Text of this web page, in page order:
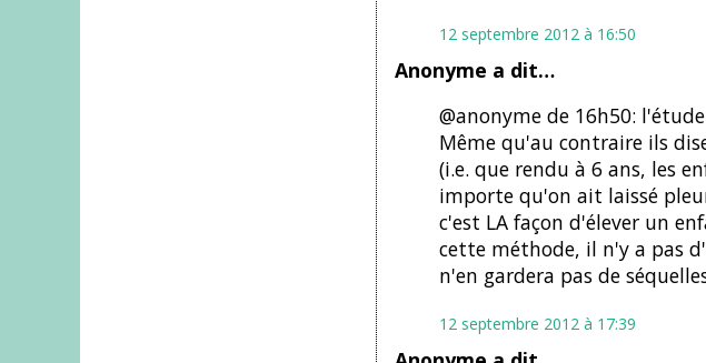
12 septembre 2012 à 16:50
Anonyme a dit…
@anonyme de 16h50:
Même qu'au contraire ils
(i.e. que rendu à 6 ans, les
importe qu'on ait laissé
c'est LA façon d'élever un
cette méthode, il n'y a pas
n'en gardera pas de
12 septembre 2012 à 17:39